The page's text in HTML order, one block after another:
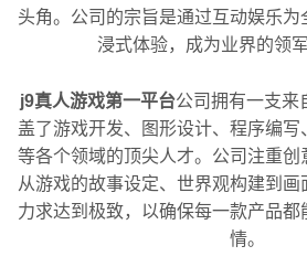
头角。公司的宗旨是通过互动娱乐
浸式体验，成为业界的领
j9真人游戏第一平台公司拥有一支来
盖了游戏开发、图形设计、程序编
等各个领域的顶尖人才。公司注重创
从游戏的故事设定、世界观构建到
力求达到极致，以确保每一款产品
情。